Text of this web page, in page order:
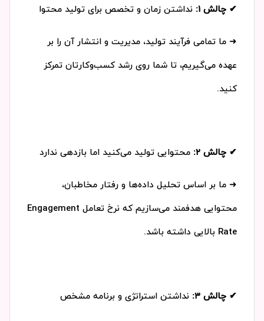
✔ چالش ۱: نداشتن زمان و تخصص برای تولید محتوا
➜ ما تمامی فرآیند تولید، مدیریت و انتشار آن را بر
عهده می‌گیریم، تا شما روی رشد کسب‌وکارتان تمرکز
کنید.
✔ چالش ۲: محتوایی تولید می‌کنید اما بازدهی ندارد
➜ ما بر اساس تحلیل داده‌ها و رفتار مخاطبان،
محتوایی هدفمند می‌سازیم که نرخ تعامل Engagement
Rate بالایی داشته باشد.
✔ چالش ۳: نداشتن استراتژی و برنامه مشخص